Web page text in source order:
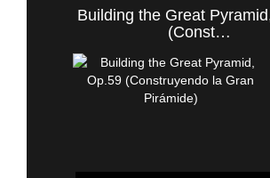
Building the Great
(Const…